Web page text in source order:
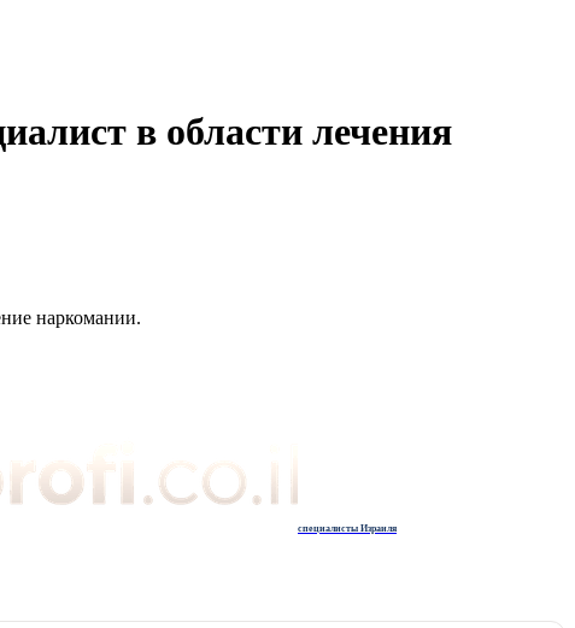
в области лечения
наркомании.
специалисты Израиля